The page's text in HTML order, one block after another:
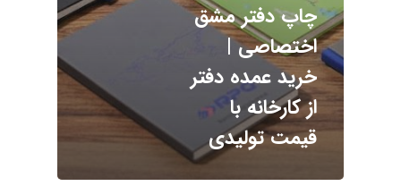
چاپ دفتر مشق
اختصاصی |
خرید عمده دفتر
از کارخانه با
قیمت تولیدی